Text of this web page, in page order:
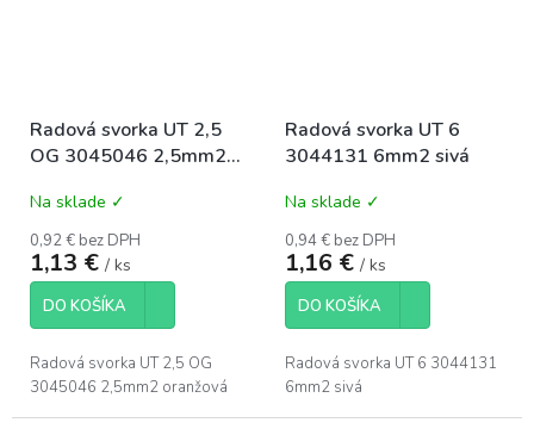
Radová svorka UT 2,5
OG 3045046 2,5mm2
Na sklade ✓
0,92 € bez DPH
1,13 € / ks
DO KOŠÍKA
Radová svorka UT 2,5 OG
3045046 2,5mm2 oranžová
Radová svorka UT 6
3044131 6mm2 sivá
Na sklade ✓
0,94 € bez DPH
1,16 € / ks
DO KOŠÍKA
Radová svorka UT 6 3044131
6mm2 sivá